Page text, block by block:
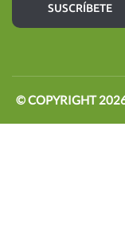
© COPYRIGHT